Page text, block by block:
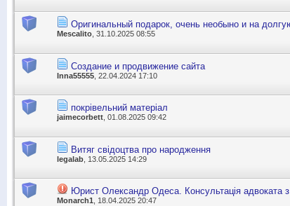
Оригинальный подарок, очень необыно и на
Mescalito , 31.10.2025 08:55
Cоздание и продвижение сайта
Inna55555 , 22.04.2024 17:10
покрівельний матеріал
jaimecorbett , 01.08.2025 09:42
Витяг свідоцтва про народження
legalab , 13.05.2025 14:29
Юрист Олександр Одеса. Консультація адвоката
Monarch1 , 18.04.2025 20:47